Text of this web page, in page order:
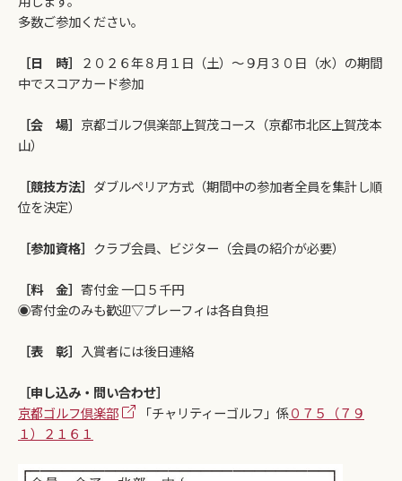
多数ご参加ください。
［日 時］
２０２６年８月１日（土）～９月３０日（水）の期間
中でスコアカード参加
［会 場］ 京都ゴルフ倶楽部上賀茂コース（京都市北区上賀茂本
山）
［競技方法］ ダブルペリア方式（期間中の参加者全員を集計し順
位を決定）
［参加資格］ クラブ会員、ビジター（会員の紹介が必要）
［料 金］ 寄付金 一口５千円
◉寄付金のみも歓迎▽プレーフィは各自負担
［表 彰］ 入賞者には後日連絡
［申し込み・問い合わせ］
京都ゴルフ倶楽部
「チャリティーゴルフ」係０７５（７９
１）２１６１